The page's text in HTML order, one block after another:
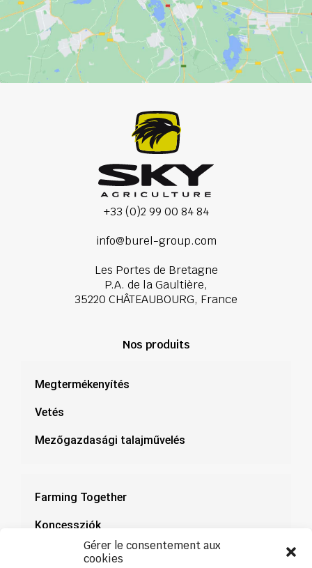
Gérer le consentement aux
cookies
+33 (0)2 99 00 84 84
info@burel-group.com
Les Portes de Bretagne
P.A. de la Gaultière,
35220 CHÂTEAUBOURG, France
Nos produits
Megtermékenyítés
Vetés
Mezőgazdasági talajművelés
Farming Together
Koncessziók
Dokumentáció